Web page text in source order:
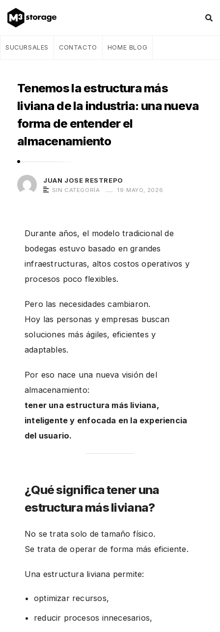
M
SUCURSALES CONTACTO HOME BLOG
Tenemos la estructura más
liviana de la industria: una nueva
forma de entender el
almacenamiento
JUAN JOSE RESTREPO
SIN CATEGORÍA 19 MAYO, 2026
Durante años, el modelo tradicional de
bodegas estuvo basado en grandes
infraestructuras, altos costos operativos y
procesos poco flexibles.
Pero las necesidades cambiaron.
Hoy las personas y empresas buscan
soluciones más ágiles, eficientes y
adaptables.
Por eso nace una nueva visión del
almacenamiento:
tener una estructura más liviana,
inteligente y enfocada en la experiencia
del usuario.
¿Qué significa tener una
estructura más liviana?
No se trata solo de tamaño físico.
Se trata de operar de forma más eficiente.
Una estructura liviana permite:
optimizar recursos,
reducir procesos innecesarios,